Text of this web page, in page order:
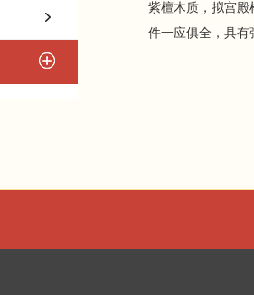
紫檀木质，拟宫殿
件一应俱全，具有